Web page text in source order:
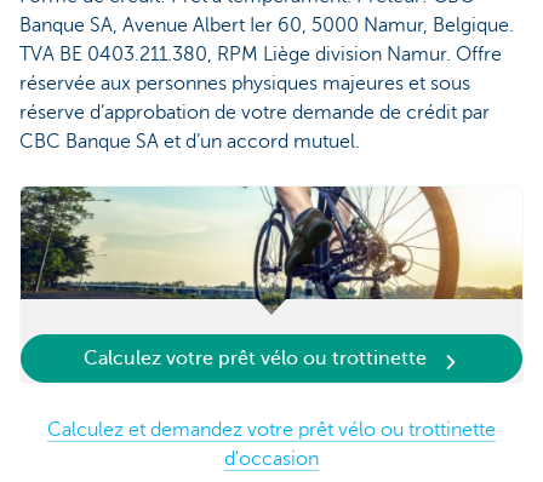
Banque SA, Avenue Albert Ier 60, 5000 Namur, Belgique.
TVA BE 0403.211.380, RPM Liège division Namur. Offre
réservée aux personnes physiques majeures et sous
réserve d’approbation de votre demande de crédit par
CBC Banque SA et d’un accord mutuel.
Calculez votre prêt vélo ou trottinette
Calculez et demandez votre prêt vélo ou trottinette
d'occasion